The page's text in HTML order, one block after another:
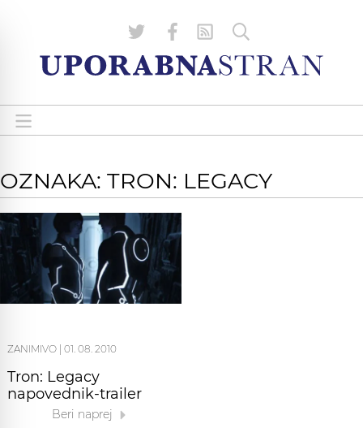
OZNAKA: TRON: LEGACY
ZANIMIVO 01. 08. 2010
Tron: Legacy
napovednik-trailer
Beri naprej